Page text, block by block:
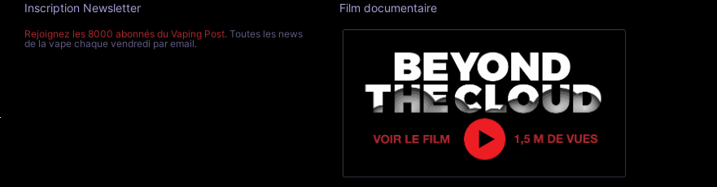
Inscription Newsletter
Rejoignez les 8000 abonnés du Vaping Post. Toutes les news
de la vape chaque vendredi par email.
Film documentaire